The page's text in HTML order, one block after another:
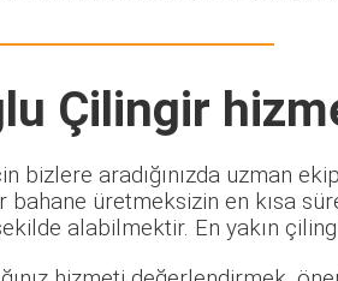
Çilingir
bizlere aradığınızda uzman
üretmeksizin en kısa
alabilmektir. En yakın